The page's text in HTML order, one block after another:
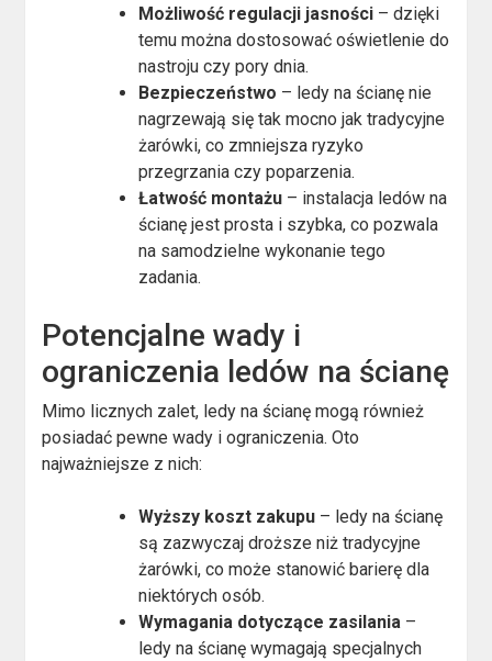
Możliwość regulacji jasności – dzięki
temu można dostosować oświetlenie do
nastroju czy pory dnia.
Bezpieczeństwo – ledy na ścianę nie
nagrzewają się tak mocno jak tradycyjne
żarówki, co zmniejsza ryzyko
przegrzania czy poparzenia.
Łatwość montażu – instalacja ledów na
ścianę jest prosta i szybka, co pozwala
na samodzielne wykonanie tego
zadania.
Potencjalne wady i
ograniczenia ledów na ścianę
Mimo licznych zalet, ledy na ścianę mogą również
posiadać pewne wady i ograniczenia. Oto
najważniejsze z nich:
Wyższy koszt zakupu – ledy na ścianę
są zazwyczaj droższe niż tradycyjne
żarówki, co może stanowić barierę dla
niektórych osób.
Wymagania dotyczące zasilania –
ledy na ścianę wymagają specjalnych